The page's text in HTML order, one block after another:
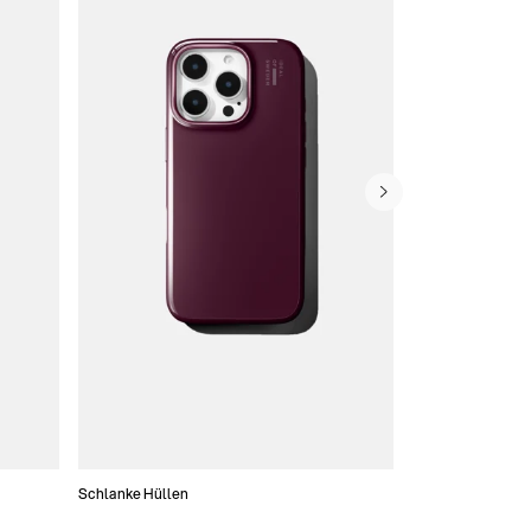
Schlanke Hüllen